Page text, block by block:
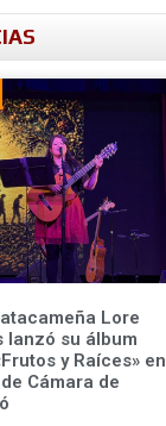
Lore
lanzó su álbum
y Raíces» en
de Cámara de